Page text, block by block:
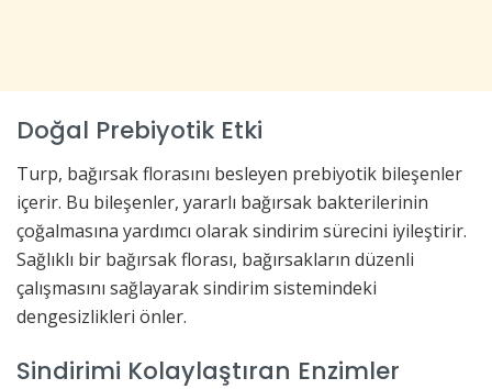
Doğal Prebiyotik Etki
Turp, bağırsak florasını besleyen prebiyotik bileşenler
içerir. Bu bileşenler, yararlı bağırsak bakterilerinin
çoğalmasına yardımcı olarak sindirim sürecini iyileştirir.
Sağlıklı bir bağırsak florası, bağırsakların düzenli
çalışmasını sağlayarak sindirim sistemindeki
dengesizlikleri önler.
Sindirimi Kolaylaştıran Enzimler